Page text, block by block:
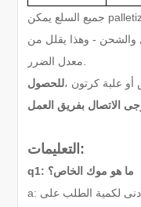
جميع السلع يمكن palletized وفقا لمتطلباتك. يتم تغليف كل لوح
والشحن - وهذا يقلل من
علبة كرتون ،للحصول
الاتصال بفريق العمل
التعليمات:
q1: ما هو موك الخاص؟
a: عادة حاوية واحدة 20 قدم يطلب الحد الأدنى لكمية الطلب على